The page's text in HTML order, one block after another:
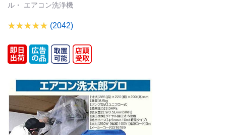
ル・ エアコン洗浄機
(2042)